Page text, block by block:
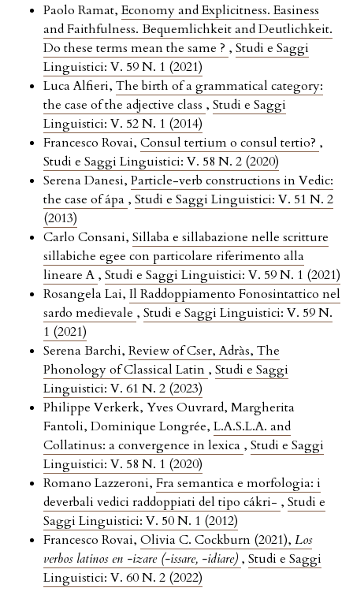
Paolo Ramat,Economy and Explicitness. Easiness
and Faithfulness. Bequemlichkeit and Deutlichkeit.
Do these terms mean the same ? , Studi e Saggi
Linguistici: V. 59 N. 1 (2021)
Luca Alfieri, The birth of a grammatical category:
the case of the adjective class , Studi e Saggi
Linguistici: V. 52 N. 1 (2014)
Francesco Rovai, Consul tertium o consul tertio? ,
Studi e Saggi Linguistici: V. 58 N. 2 (2020)
Serena Danesi, Particle-verb constructions in Vedic:
the case of ápa , Studi e Saggi Linguistici: V. 51 N. 2
(2013)
Carlo Consani, Sillaba e sillabazione nelle scritture
sillabiche egee con particolare riferimento alla
lineare A , Studi e Saggi Linguistici: V. 59 N. 1 (2021)
Rosangela Lai, Il Raddoppiamento Fonosintattico nel
sardo medievale , Studi e Saggi Linguistici: V. 59 N.
1 (2021)
Serena Barchi, Review of Cser, Adràs, The
Phonology of Classical Latin , Studi e Saggi
Linguistici: V. 61 N. 2 (2023)
Philippe Verkerk, Yves Ouvrard, Margherita
Fantoli, Dominique Longrée, L.A.S.L.A. and
Collatinus: a convergence in lexica , Studi e Saggi
Linguistici: V. 58 N. 1 (2020)
Romano Lazzeroni, Fra semantica e morfologia: i
deverbali vedici raddoppiati del tipo cákri- , Studi e
Saggi Linguistici: V. 50 N. 1 (2012)
Francesco Rovai, Olivia C. Cockburn (2021), Los
verbos latinos en -izare (-issare, -idiare) , Studi e Saggi
Linguistici: V. 60 N. 2 (2022)